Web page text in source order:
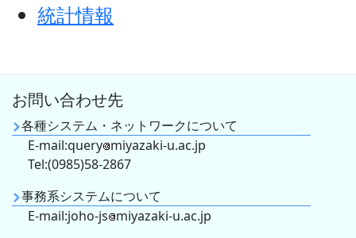
統計情報
お問い合わせ先
各種システム・ネットワークについて
E-mail:query miyazaki-u.ac.jp
Tel:(0985)58-2867
事務系システムについて
E-mail:joho-js miyazaki-u.ac.jp